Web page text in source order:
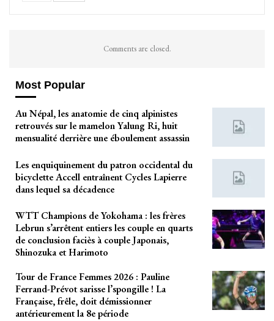
Comments are closed.
Most Popular
Au Népal, les anatomie de cinq alpinistes
retrouvés sur le mamelon Yalung Ri, huit
mensualité derrière une éboulement assassin
Les enquiquinement du patron occidental du
bicyclette Accell entraînent Cycles Lapierre
dans lequel sa décadence
WTT Champions de Yokohama : les frères
Lebrun s’arrêtent entiers les couple en quarts
de conclusion faciès à couple Japonais,
Shinozuka et Harimoto
Tour de France Femmes 2026 : Pauline
Ferrand-Prévot sarisse l’spongille ! La
Française, frêle, doit démissionner
antérieurement la 8e période